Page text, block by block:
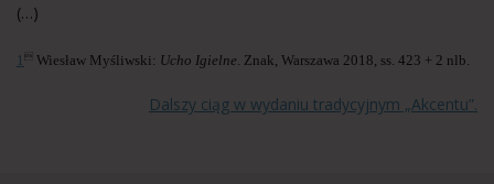
(…)
1  Wiesław Myśliwski: Ucho Igielne . Znak, Warszawa 2018, ss. 423 + 2 nlb.
Dalszy ciąg w wydaniu tradycyjnym „Akcentu”.